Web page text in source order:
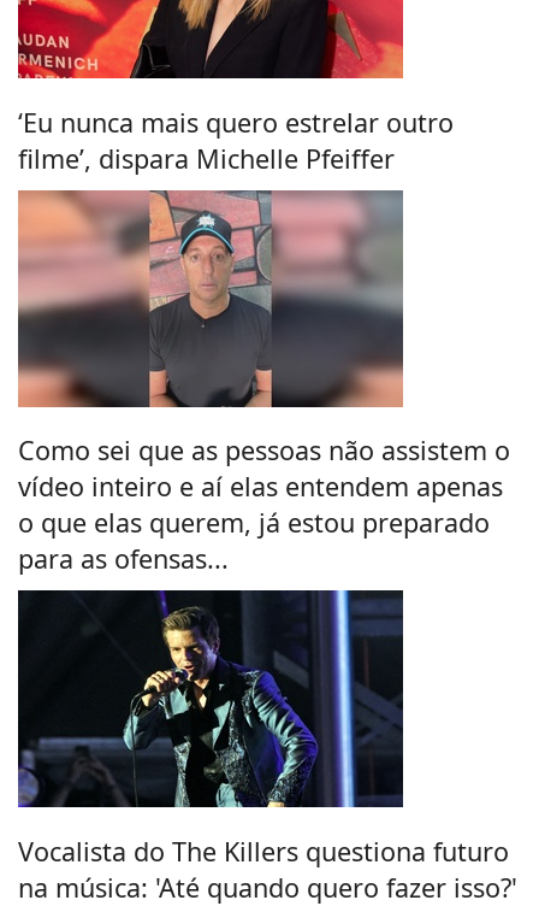
‘Eu nunca mais quero estrelar outro
filme’, dispara Michelle Pfeiffer
Como sei que as pessoas não assistem o
vídeo inteiro e aí elas entendem apenas
o que elas querem, já estou preparado
para as ofensas...
Vocalista do The Killers questiona futuro
na música: 'Até quando quero fazer isso?'